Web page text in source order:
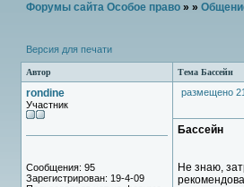
Форумы сайта Особое право» »
Версия для печати
Автор Тема Бассейн
rondine
Участник
Сообщения: 95
Зарегистрирован: 19-4-09
размещено
Бассейн
Не знаю,